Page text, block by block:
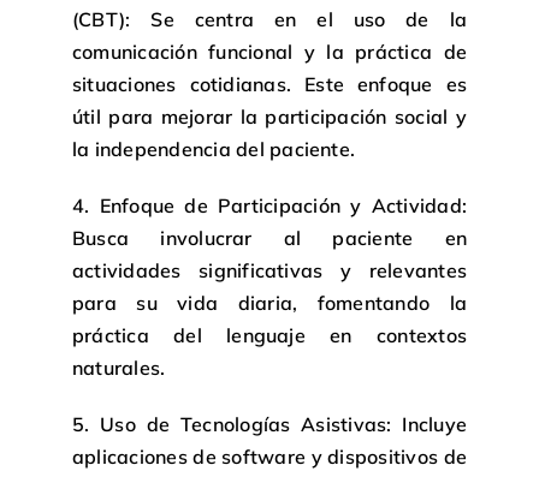
(CBT): Se centra en el uso de la
comunicación funcional y la práctica de
situaciones cotidianas. Este enfoque es
útil para mejorar la participación social y
la independencia del paciente.
4. Enfoque de Participación y Actividad:
Busca involucrar al paciente en
actividades significativas y relevantes
para su vida diaria, fomentando la
práctica del lenguaje en contextos
naturales.
5. Uso de Tecnologías Asistivas: Incluye
aplicaciones de software y dispositivos de